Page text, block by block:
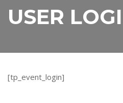
USER
[tp_event_login]